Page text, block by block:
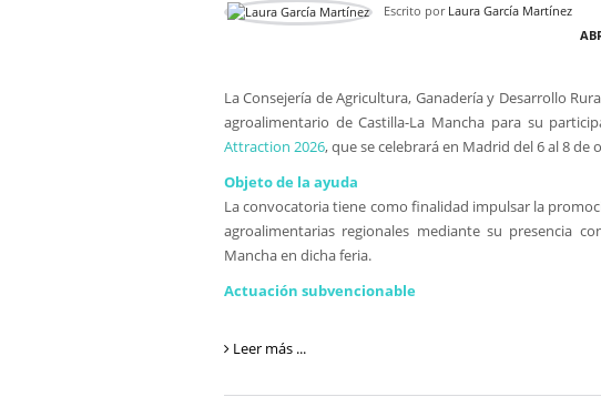
Escrito por Laura García Martínez
La Consejería de Agricultura, Ganadería y Desarrollo
agroalimentario de Castilla-La Mancha para su
Attraction 2026, que se celebrará en Madrid del 6 al 8 de
Objeto de la ayuda
La convocatoria tiene como finalidad impulsar la
agroalimentarias regionales mediante su presencia
Mancha en dicha feria.
Actuación subvencionable
Leer más ...